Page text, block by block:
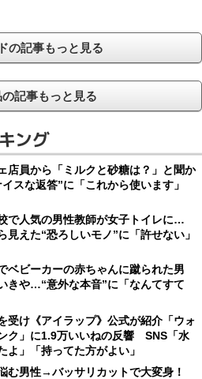
の記事もっと見る
記事もっと見る
ング
店員から「ミルクと砂糖は？」と聞か
な返答”に「これから使います」
校で人気の男性教師が女子トイレに…
見えた“恐ろしいモノ”に「許せない」
ベビーカーの赤ちゃんに蹴られた男
や…“意外な本音”に「なんてすて
受け《アイラップ》公式が紹介「ウォ
ク」に1.9万いいねの反響 SNS「水
よ」「持ってた方がよい」
む男性→バッサリカットで大変身！